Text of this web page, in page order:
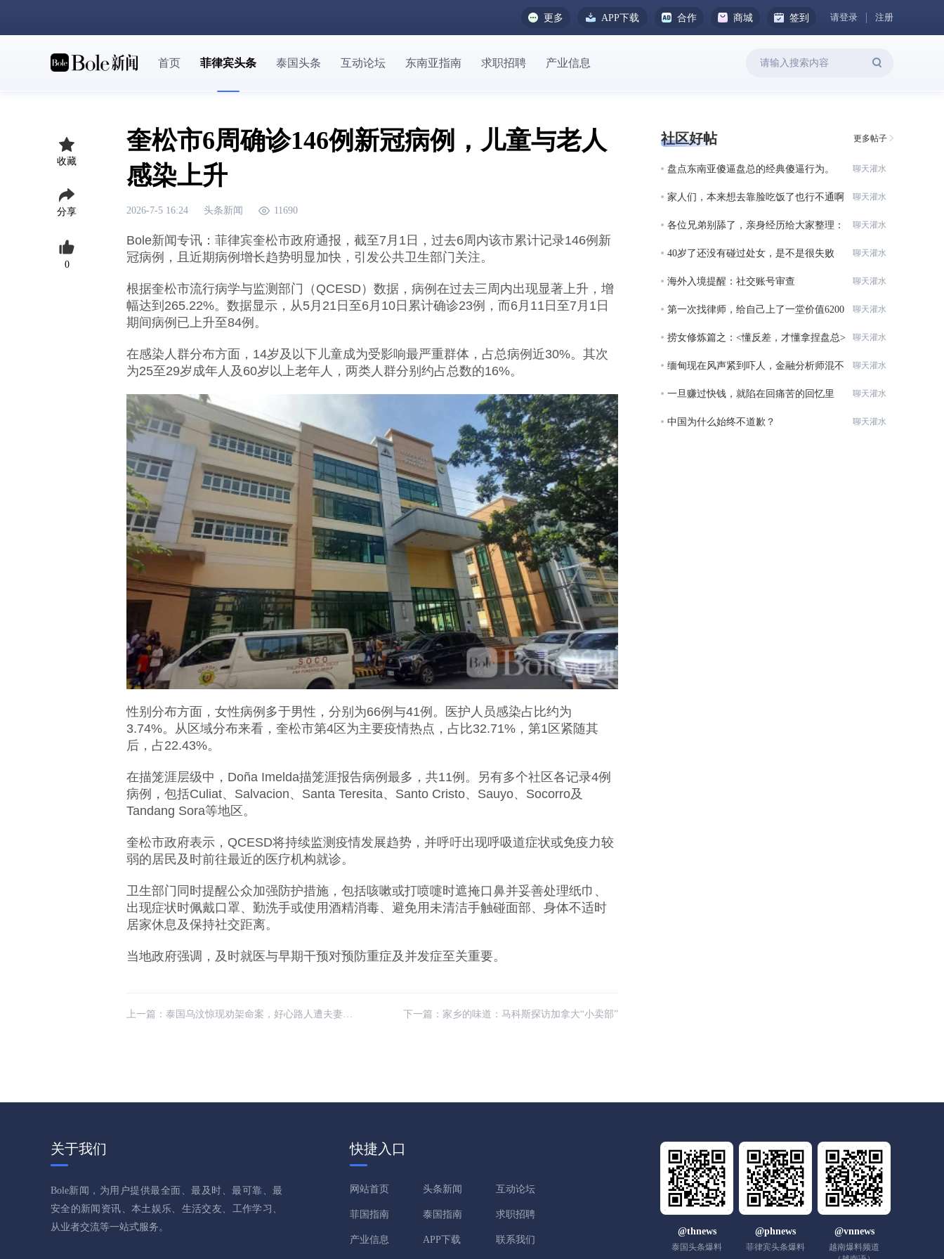
更多 APP下载 合作 商城 签到 请登录 注册
首页 菲律宾头条 泰国头条 互动论坛 东南亚指南 求职招聘 产业信息
收藏
分享
0
奎松市6周确诊146例新冠病例，儿童与老人
感染上升
2026-7-5 16:24 头条新闻 11690
Bole新闻专讯：菲律宾奎松市政府通报，截至7月1日，过去6周内该市累计记录146例新
冠病例，且近期病例增长趋势明显加快，引发公共卫生部门关注。
根据奎松市流行病学与监测部门（QCESD）数据，病例在过去三周内出现显著上升，增
幅达到265.22%。数据显示，从5月21日至6月10日累计确诊23例，而6月11日至7月1日
期间病例已上升至84例。
在感染人群分布方面，14岁及以下儿童成为受影响最严重群体，占总病例近30%。其次
为25至29岁成年人及60岁以上老年人，两类人群分别约占总数的16%。
性别分布方面，女性病例多于男性，分别为66例与41例。医护人员感染占比约为
3.74%。从区域分布来看，奎松市第4区为主要疫情热点，占比32.71%，第1区紧随其
后，占22.43%。
在描笼涯层级中，Doña Imelda描笼涯报告病例最多，共11例。另有多个社区各记录4例
病例，包括Culiat、Salvacion、Santa Teresita、Santo Cristo、Sauyo、Socorro及
Tandang Sora等地区。
奎松市政府表示，QCESD将持续监测疫情发展趋势，并呼吁出现呼吸道症状或免疫力较
弱的居民及时前往最近的医疗机构就诊。
卫生部门同时提醒公众加强防护措施，包括咳嗽或打喷嚏时遮掩口鼻并妥善处理纸巾、
出现症状时佩戴口罩、勤洗手或使用酒精消毒、避免用未清洁手触碰面部、身体不适时
居家休息及保持社交距离。
当地政府强调，及时就医与早期干预对预防重症及并发症至关重要。
上一篇： 泰国乌汶惊现劝架命案，好心路人遭夫妻冲突刺死 下一篇： 家乡的味道：马科斯探访加拿大“小卖部”
社区好帖 更多帖子
盘点东南亚傻逼盘总的经典傻逼行为。 聊天灌水
家人们，本来想去靠脸吃饭了也行不通啊 聊天灌水
各位兄弟别舔了，亲身经历给大家整理：
聊天灌水
40岁了还没有碰过处女，是不是很失败
聊天灌水
海外入境提醒：社交账号审查 聊天灌水
第一次找律师，给自己上了一堂价值6200
聊天灌水
捞女修炼篇之：<懂反差，才懂拿捏盘总> 聊天灌水
缅甸现在风声紧到吓人，金融分析师混不
聊天灌水
一旦赚过快钱，就陷在回痛苦的回忆里
聊天灌水
中国为什么始终不道歉？ 聊天灌水
关于我们
Bole新闻，为用户提供最全面、最及时、最可靠、最
安全的新闻资讯、本土娱乐、生活交友、工作学习、
从业者交流等一站式服务。
快捷入口
网站首页 头条新闻 互动论坛
菲国指南 泰国指南 求职招聘
产业信息 APP下载 联系我们
@thnews
泰国头条爆料
@phnews
菲律宾头条爆料
@vnnews
越南爆料频道